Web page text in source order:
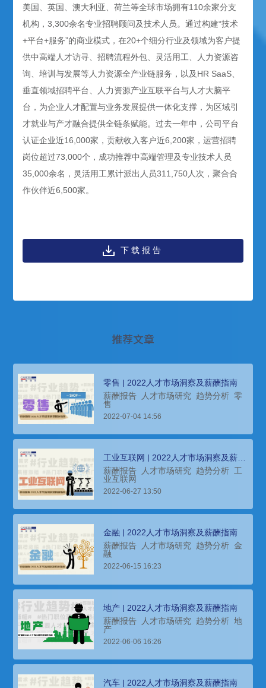
美国、英国、澳大利亚、荷兰等全球市场拥有110余家分支
机构，3,300余名专业招聘顾问及技术人员。通过构建“技术
+平台+服务”的商业模式，在20+个细分行业及领域为客户提
供中高端人才访寻、招聘流程外包、灵活用工、人力资源咨
询、培训与发展等人力资源全产业链服务，以及HR SaaS、
垂直领域招聘平台、人力资源产业互联平台与人才大脑平
台，为企业人才配置与业务发展提供一体化支撑，为区域引
才就业与产才融合提供全链条赋能。过去一年中，公司平台
认证企业近16,000家，贡献收入客户近6,200家，运营招聘
岗位超过73,000个，成功推荐中高端管理及专业技术人员
35,000余名，灵活用工累计派出人员311,750人次，聚合合
作伙伴近6,500家。
下载报告
推荐文章
零售 | 2022人才市场洞察及薪酬指南
薪酬报告
人才市场研究 趋势分析 零
售
2022-07-04 14:56
工业互联网 | 2022人才市场洞察及薪酬
指南
薪酬报告 人才市场研究 趋势分析 工
业互联网
2022-06-27 13:50
金融 | 2022人才市场洞察及薪酬指南
薪酬报告
人才市场研究 趋势分析 金
融
2022-06-15 16:23
地产 | 2022人才市场洞察及薪酬指南
薪酬报告
人才市场研究 趋势分析 地
产
2022-06-06 16:26
汽车 | 2022人才市场洞察及薪酬指南